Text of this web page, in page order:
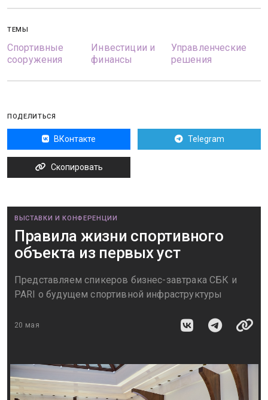
ТЕМЫ
Спортивные
сооружения
Инвестиции и
финансы
Управленческие
решения
ПОДЕЛИТЬСЯ
ВКонтакте Telegram
Скопировать
ВЫСТАВКИ И КОНФЕРЕНЦИИ
Правила жизни спортивного
объекта из первых уст
Представляем спикеров бизнес-завтрака СБК и
PARI о будущем спортивной инфраструктуры
20 мая